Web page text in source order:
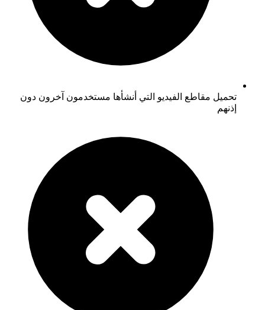
تحميل مقاطع الفيديو التي أنشأها مستخدمون آخرون دون
إذنهم